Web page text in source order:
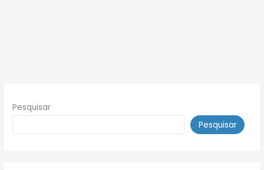
Pesquisar
Pesquisar